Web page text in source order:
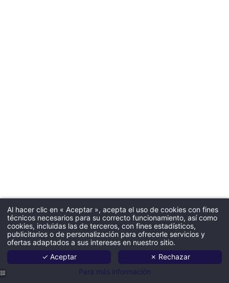
Al hacer clic en « Aceptar », acepta el uso de cookies con fines
técnicos necesarios para su correcto funcionamiento, así como
cookies, incluidas las de terceros, con fines estadísticos,
publicitarios o de personalización para ofrecerle servicios y
ofertas adaptados a sus intereses en nuestro sitio.
✓ Aceptar
✗ Rechazar
Para más información